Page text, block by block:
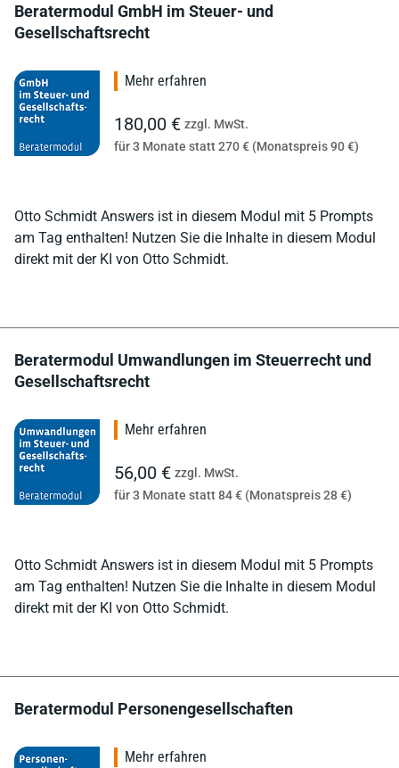
Beratermodul GmbH im Steuer- und
Gesellschaftsrecht
Otto Schmidt Answers ist in diesem Modul mit 5 Prompts
am Tag enthalten! Nutzen Sie die Inhalte in diesem Modul
direkt mit der KI von Otto Schmidt.
Mehr erfahren
180,00 € zzgl. MwSt.
für 3 Monate statt 270 € (Monatspreis 90 €)
Beratermodul Umwandlungen im Steuerrecht und
Gesellschaftsrecht
Otto Schmidt Answers ist in diesem Modul mit 5 Prompts
am Tag enthalten! Nutzen Sie die Inhalte in diesem Modul
direkt mit der KI von Otto Schmidt.
Mehr erfahren
56,00 € zzgl. MwSt.
für 3 Monate statt 84 € (Monatspreis 28 €)
Beratermodul Personengesellschaften
Mehr erfahren